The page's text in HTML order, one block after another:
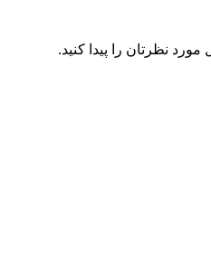
نظرتان را پیدا کنید.